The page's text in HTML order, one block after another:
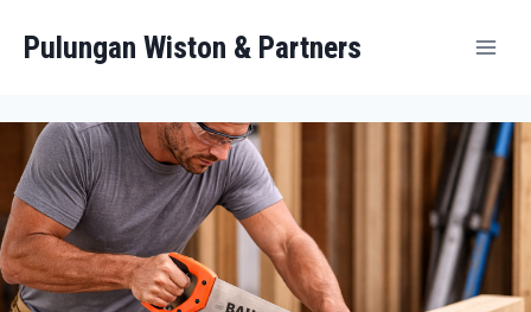
Pulungan Wiston & Partners